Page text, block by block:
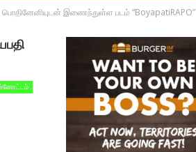
பொதினேனியுடன் இணைந்துள்ள படம் “BoyapatiRAPO”